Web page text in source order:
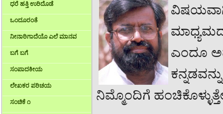
ಧರೆ ಹತ್ತಿ ಉರಿದೊಡೆ
ಒಂದೂರಂತೆ
ನೀನಾರಿಗಾದೆಯೊ ಎಲೆ ಮಾನವ
ಬಗೆ ಬಗೆ
ಸಂಪಾದಕೀಯ
ಲೇಖಕರ ಪರಿಚಯ
ಸಂಚಿಕೆ ೧
ಎಂದೂ
ನಿಮ್ಮೊಂದಿಗೆ